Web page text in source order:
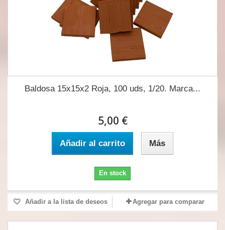
Baldosa 15x15x2 Roja, 100 uds, 1/20. Marca...
5,00 €
Añadir al carrito Más
En stock
Añadir a la lista de deseos Agregar para comparar